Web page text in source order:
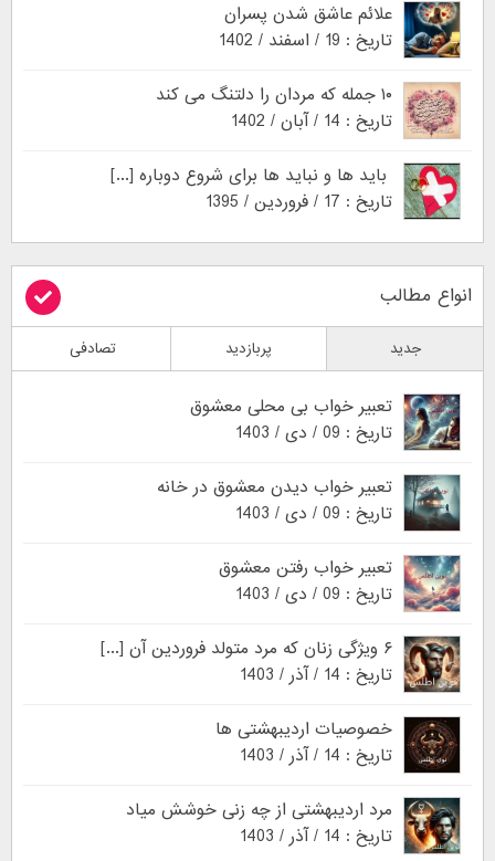
علائم عاشق شدن پسران
تاریخ : 19 / اسفند / 1402
۱۰ جمله که مردان را دلتنگ می کند
تاریخ : 14 / آبان / 1402
باید ها و نباید ها برای شروع دوباره [...]
تاریخ : 17 / فروردین / 1395
انواع مطالب
جدید پربازدید تصادفی
تعبیر خواب بی محلی معشوق
تاریخ : 09 / دی / 1403
تعبیر خواب دیدن معشوق در خانه
تاریخ : 09 / دی / 1403
تعبیر خواب رفتن معشوق
تاریخ : 09 / دی / 1403
۶ ویژگی زنان که مرد متولد فروردین آن [...]
تاریخ : 14 / آذر / 1403
خصوصیات اردیبهشتی ها
تاریخ : 14 / آذر / 1403
مرد اردیبهشتی از چه زنی خوشش میاد
تاریخ : 14 / آذر / 1403